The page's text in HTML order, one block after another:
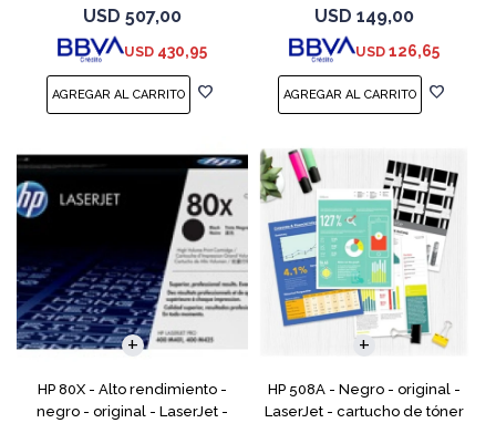
cartucho de tóner (CE255X) -
para LaserJet Enterprise MFP
M525; LaserJ
USD 507,00
USD 430,95
(CE285A) - para LaserJet Pro
M1132 MFP, M1212nf MFP,
M1217nfw MFP, P110
USD 149,00
USD 126,65
HP 80X - Alto rendimiento -
negro - original - LaserJet -
HP 508A - Negro - original -
LaserJet - cartucho de tóner